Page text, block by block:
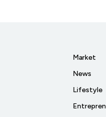
Market
News
Lifestyle